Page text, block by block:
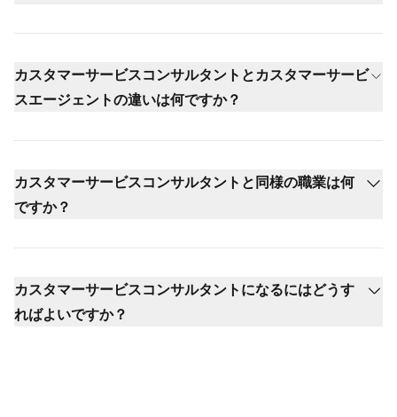
カスタマーサービスコンサルタントとカスタマーサービ
スエージェントの違いは何ですか？
カスタマーサービスコンサルタントと同様の職業は何
ですか？
カスタマーサービスコンサルタントになるにはどうす
ればよいですか？